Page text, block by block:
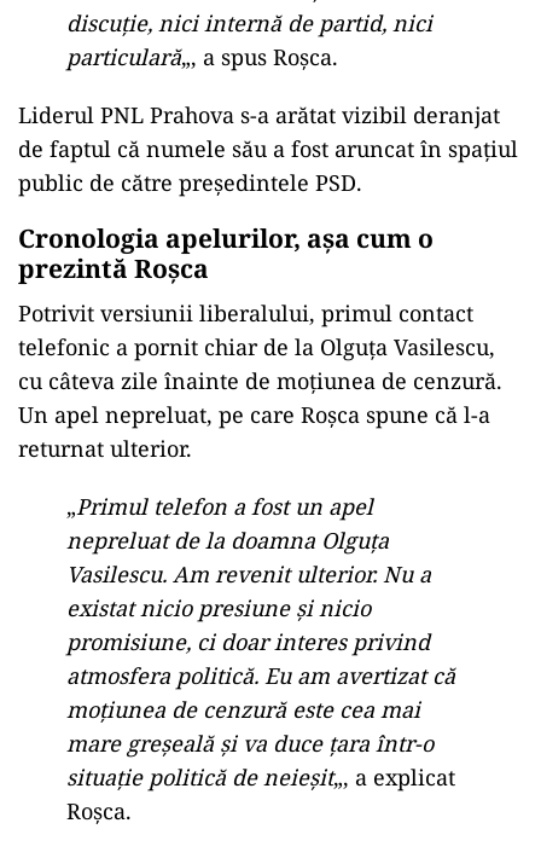
discuție, nici internă de partid, nici
particulară„, a spus Roșca.
Liderul PNL Prahova s-a arătat vizibil deranjat
de faptul că numele său a fost aruncat în spațiul
public de către președintele PSD.
Cronologia apelurilor, așa cum o
prezintă Roșca
Potrivit versiunii liberalului, primul contact
telefonic a pornit chiar de la Olguța Vasilescu,
cu câteva zile înainte de moțiunea de cenzură.
Un apel nepreluat, pe care Roșca spune că l-a
returnat ulterior.
„Primul telefon a fost un apel
nepreluat de la doamna Olguța
Vasilescu. Am revenit ulterior. Nu a
existat nicio presiune și nicio
promisiune, ci doar interes privind
atmosfera politică. Eu am avertizat că
moțiunea de cenzură este cea mai
mare greșeală și va duce țara într-o
situație politică de neieșit„, a explicat
Roșca.